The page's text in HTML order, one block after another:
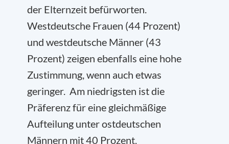
der Elternzeit befürworten.
Westdeutsche Frauen (44 Prozent)
und westdeutsche Männer (43
Prozent) zeigen ebenfalls eine hohe
Zustimmung, wenn auch etwas
geringer. Am niedrigsten ist die
Präferenz für eine gleichmäßige
Aufteilung unter ostdeutschen
Männern mit 40 Prozent.